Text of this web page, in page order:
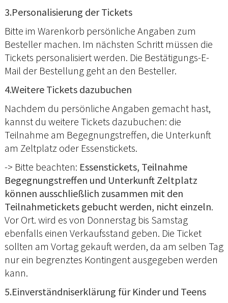
3.Personalisierung der Tickets
Bitte im Warenkorb persönliche Angaben zum
Besteller machen. Im nächsten Schritt müssen die
Tickets personalisiert werden. Die Bestätigungs-E-
Mail der Bestellung geht an den Besteller.
4.Weitere Tickets dazubuchen
Nachdem du persönliche Angaben gemacht hast,
kannst du weitere Tickets dazubuchen: die
Teilnahme am Begegnungstreffen, die Unterkunft
am Zeltplatz oder Essenstickets.
-> Bitte beachten: Essenstickets, Teilnahme
Begegnungstreffen und Unterkunft Zeltplatz
können ausschließlich zusammen mit den
Teilnahmetickets gebucht werden, nicht einzeln.
Vor Ort. wird es von Donnerstag bis Samstag
ebenfalls einen Verkaufsstand geben. Die Ticket
sollten am Vortag gekauft werden, da am selben Tag
nur ein begrenztes Kontingent ausgegeben werden
kann.
5.Einverständniserklärung für Kinder und Teens